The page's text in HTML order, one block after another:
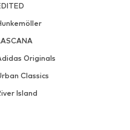
Originals
Classics
Island